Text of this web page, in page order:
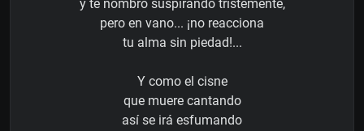
y te nombro suspirando tristemente,
pero en vano... ¡no reacciona
tu alma sin piedad!...
Y como el cisne
que muere cantando
así se irá esfumando